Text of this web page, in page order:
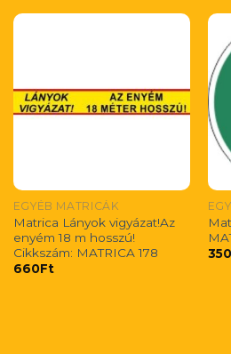
EGYÉB MATRICÁK
Matrica Lányok vigyázat!Az
enyém 18 m hosszú!
Cikkszám: MATRICA 178
660Ft
350